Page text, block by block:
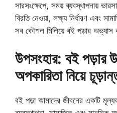
সারসংক্ষেপে, সময় ব্যবস্থাপনায়
বিরতি নেওয়া, লক্ষ্য নির্ধারণ এবং
সব কৌশল মিলিয়ে বই পড়ার অভ্যাস
উপসংহার: বই পড়ার
অপকারিতা নিয়ে
বই পড়া আমাদের জীবনের একটি